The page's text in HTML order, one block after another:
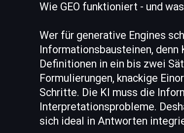
Wie GEO funktioniert - und
Wer für generative Engines
Informationsbausteinen,
Definitionen in ein bis zwei
Formulierungen, knackige
Schritte. Die KI muss die
Interpretationsprobleme.
sich ideal in Antworten